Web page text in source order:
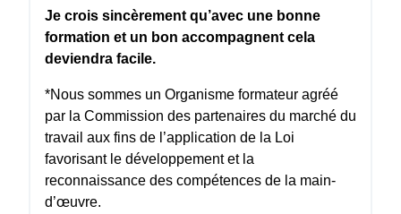
Je crois sincèrement qu’avec une bonne
formation et un bon accompagnent cela
deviendra facile.
*Nous sommes un Organisme formateur agréé
par la Commission des partenaires du marché du
travail aux fins de l’application de la Loi
favorisant le développement et la
reconnaissance des compétences de la main-
d’œuvre.